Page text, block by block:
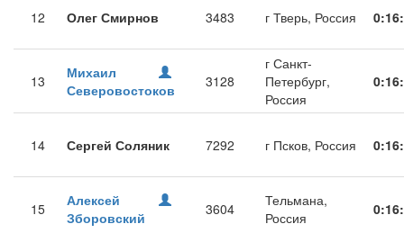
12 Олег Смирнов 3483 г Тверь, Россия
13
Михаил
Северовостоков
3128
г Санкт-
Петербург,
Россия
14 Сергей Соляник 7292 г Псков, Россия
15
Алексей
Зборовский
3604
Тельмана,
Россия